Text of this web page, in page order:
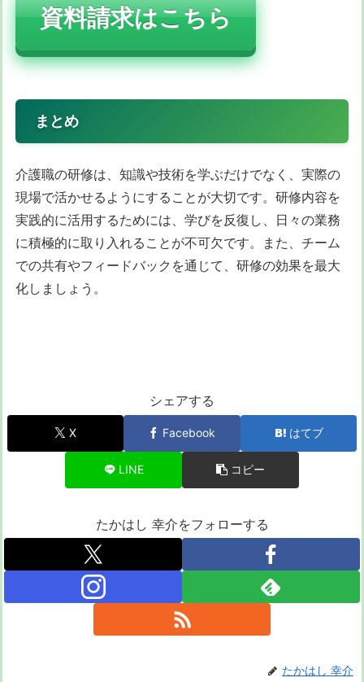
資料請求はこちら
まとめ
介護職の研修は、知識や技術を学ぶだけでなく、実際の
現場で活かせるようにすることが大切です。研修内容を
実践的に活用するためには、学びを反復し、日々の業務
に積極的に取り入れることが不可欠です。また、チーム
での共有やフィードバックを通じて、研修の効果を最大
化しましょう。
シェアする
X Facebook はてブ
LINE コピー
たかはし 幸介をフォローする
たかはし 幸介